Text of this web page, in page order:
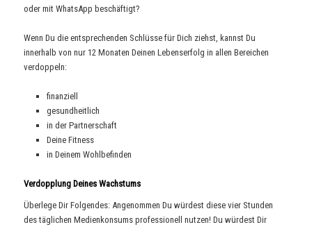
oder mit WhatsApp beschäftigt?
Wenn Du die entsprechenden Schlüsse für Dich ziehst, kannst Du
innerhalb von nur 12 Monaten Deinen Lebenserfolg in allen Bereichen
verdoppeln:
finanziell
gesundheitlich
in der Partnerschaft
Deine Fitness
in Deinem Wohlbefinden
Verdopplung Deines Wachstums
Überlege Dir Folgendes: Angenommen Du würdest diese vier Stunden
des täglichen Medienkonsums professionell nutzen! Du würdest Dir